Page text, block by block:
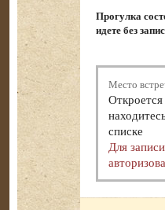
Прогулка
идете без
Место
списке
Для